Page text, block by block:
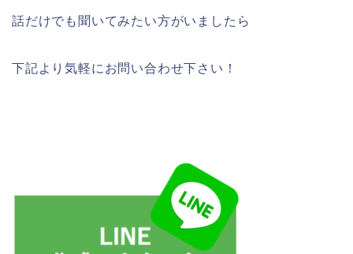
話だけでも聞いてみたい方がいましたら
下記より気軽にお問い合わせ下さい！